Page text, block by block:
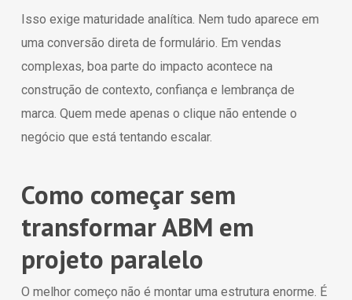
Isso exige maturidade analítica. Nem tudo aparece em
uma conversão direta de formulário. Em vendas
complexas, boa parte do impacto acontece na
construção de contexto, confiança e lembrança de
marca. Quem mede apenas o clique não entende o
negócio que está tentando escalar.
Como começar sem
transformar ABM em
projeto paralelo
O melhor começo não é montar uma estrutura enorme. É